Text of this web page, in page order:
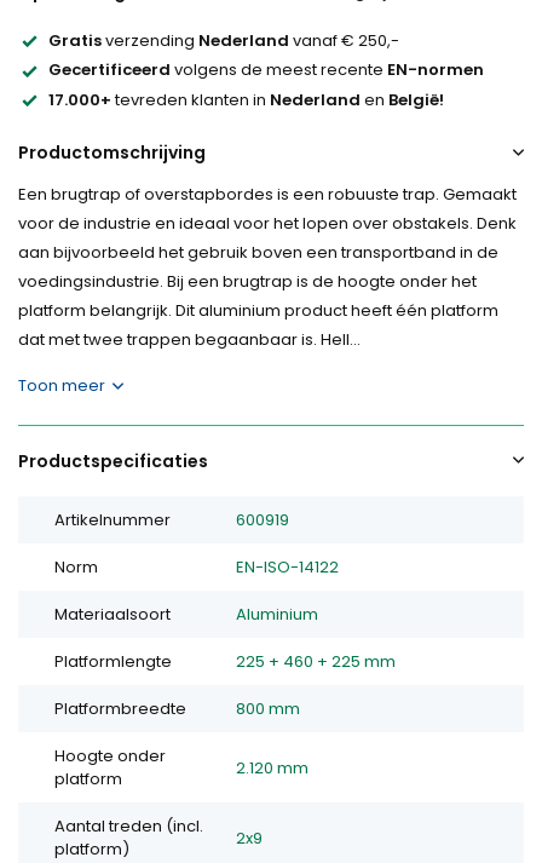
Gratisverzending Nederland vanaf € 250,-
Gecertificeerd volgens de meest recente EN-normen
17.000+tevreden klanten in Nederland en België!
Productomschrijving
Een brugtrap of overstapbordes is een robuuste trap. Gemaakt
voor de industrie en ideaal voor het lopen over obstakels. Denk
aan bijvoorbeeld het gebruik boven een transportband in de
voedingsindustrie. Bij een brugtrap is de hoogte onder het
platform belangrijk. Dit aluminium product heeft één platform
dat met twee trappen begaanbaar is. Hell...
Toon meer
Productspecificaties
Artikelnummer 600919
Norm EN-ISO-14122
Materiaalsoort Aluminium
Platformlengte 225 + 460 + 225 mm
Platformbreedte 800 mm
Hoogte onder
platform
2.120 mm
Aantal treden (incl.
platform)
2x9